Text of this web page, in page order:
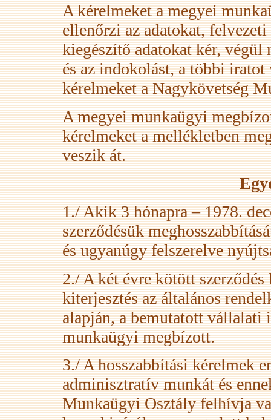
A kérelmeket a megyei
ellenőrzi az adatokat,
kiegészítő adatokat kér, végül
és az indokolást, a többi
kérelmeket a Nagykövetség
A megyei munkaügyi
kérelmeket a mellékletben
veszik át.
1./ Akik 3 hónapra – 1978.
szerződésük
és ugyanúgy felszerelve
2./ A két évre kötött
kiterjesztés az általános
alapján, a bemutatott vállalati
munkaügyi megbízott.
3./ A hosszabbítási kérelmek
adminisztratív munkát és
Munkaügyi Osztály felhívja